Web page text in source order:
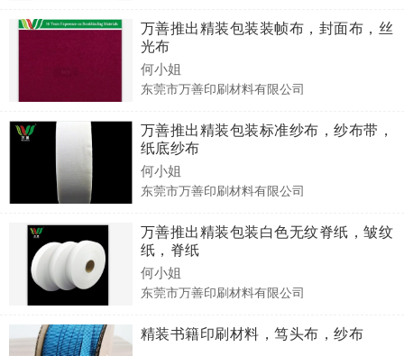
万善推出精装包装装帧布，封面布，丝
光布
何小姐
东莞市万善印刷材料有限公司
万善推出精装包装标准纱布，纱布带，
纸底纱布
何小姐
东莞市万善印刷材料有限公司
万善推出精装包装白色无纹脊纸，皱纹
纸，脊纸
何小姐
东莞市万善印刷材料有限公司
精装书籍印刷材料，笃头布，纱布